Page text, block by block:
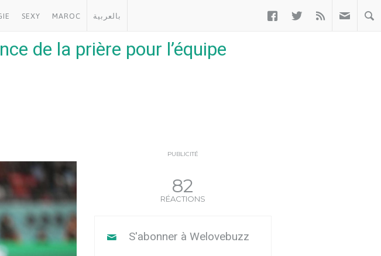
SEXY MAROC بالعربية   
de la prière pour l’équipe
PUBLICITÉ
82
RÉACTIONS
S'abonner à Welovebuzz